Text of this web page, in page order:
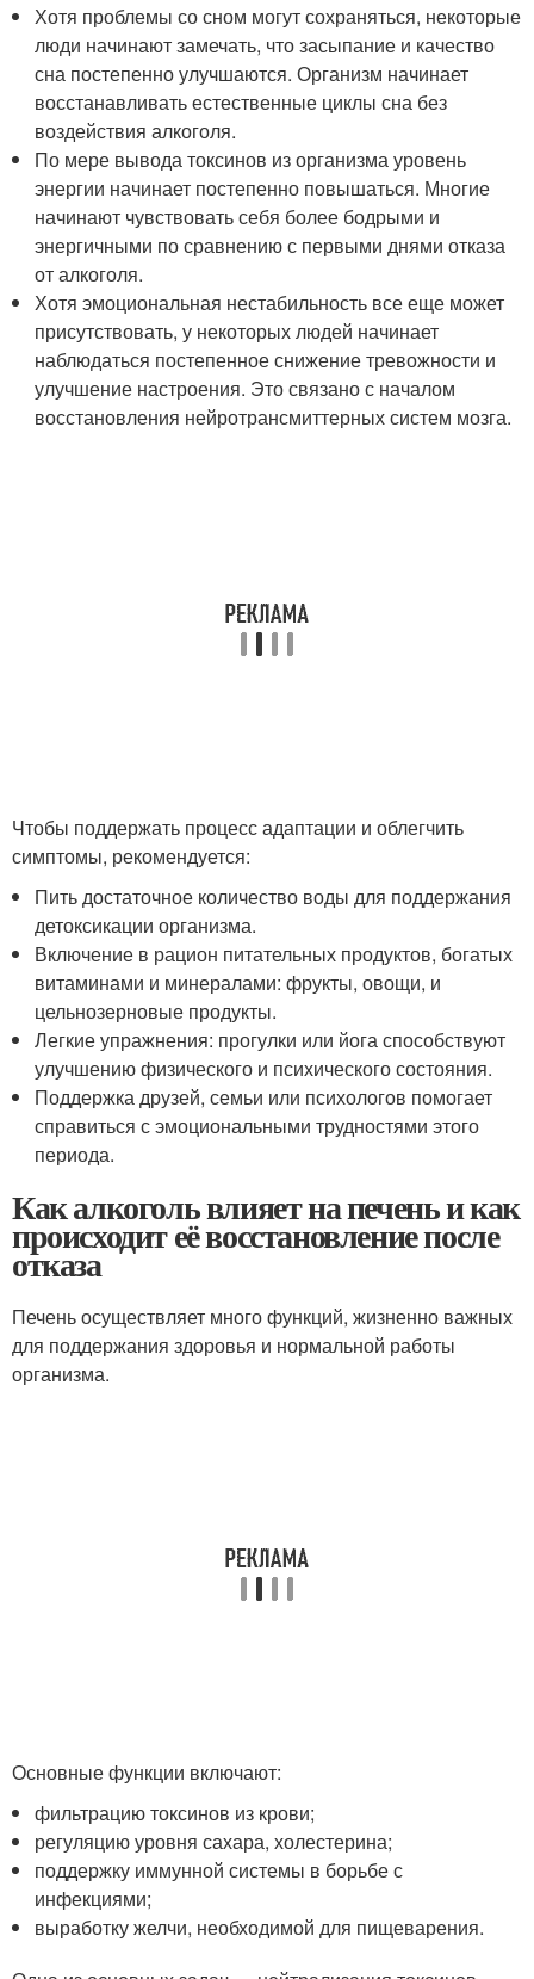
Хотя проблемы со сном могут сохраняться, некоторые
люди начинают замечать, что засыпание и качество
сна постепенно улучшаются. Организм начинает
восстанавливать естественные циклы сна без
воздействия алкоголя.
По мере вывода токсинов из организма уровень
энергии начинает постепенно повышаться. Многие
начинают чувствовать себя более бодрыми и
энергичными по сравнению с первыми днями отказа
от алкоголя.
Хотя эмоциональная нестабильность все еще может
присутствовать, у некоторых людей начинает
наблюдаться постепенное снижение тревожности и
улучшение настроения. Это связано с началом
восстановления нейротрансмиттерных систем мозга.
Чтобы поддержать процесс адаптации и облегчить
симптомы, рекомендуется:
Пить достаточное количество воды для поддержания
детоксикации организма.
Включение в рацион питательных продуктов, богатых
витаминами и минералами: фрукты, овощи, и
цельнозерновые продукты.
Легкие упражнения: прогулки или йога способствуют
улучшению физического и психического состояния.
Поддержка друзей, семьи или психологов помогает
справиться с эмоциональными трудностями этого
периода.
Как алкоголь влияет на печень и как
происходит её восстановление после
отказа
Печень осуществляет много функций, жизненно важных
для поддержания здоровья и нормальной работы
организма.
Основные функции включают:
фильтрацию токсинов из крови;
регуляцию уровня сахара, холестерина;
поддержку иммунной системы в борьбе с
инфекциями;
выработку желчи, необходимой для пищеварения.